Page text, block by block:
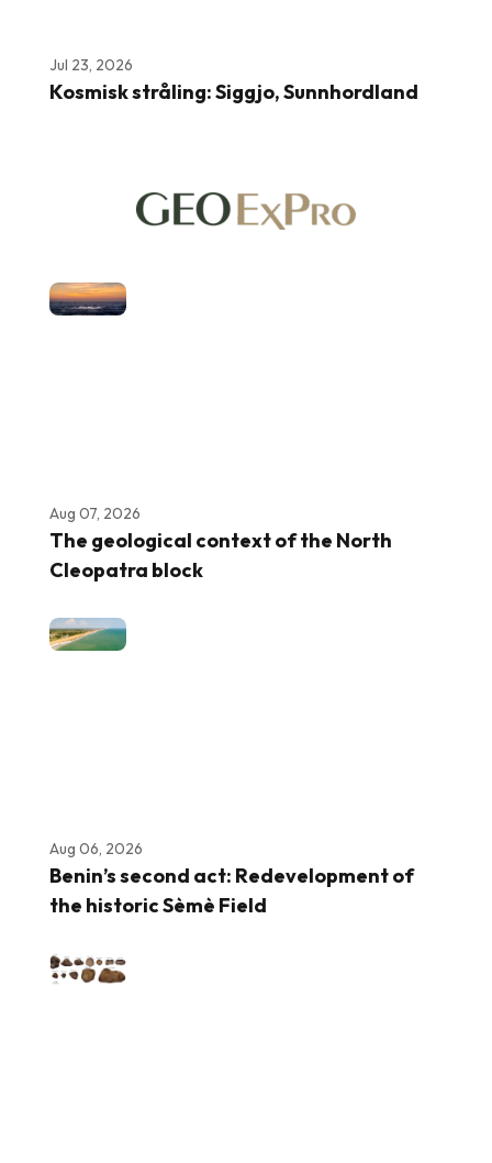
Jul 23, 2026
Kosmisk stråling: Siggjo, Sunnhordland
Aug 07, 2026
The geological context of the North
Cleopatra block
Aug 06, 2026
Benin’s second act: Redevelopment of
the historic Sèmè Field